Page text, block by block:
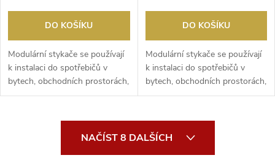
DO KOŠÍKU
Modulární stykače se používají
k instalaci do spotřebičů v
bytech, obchodních prostorách,
hotelech,...
DO KOŠÍKU
Modulární stykače se používají
k instalaci do spotřebičů v
bytech, obchodních prostorách,
hotelech,...
NAČÍST 8 DALŠÍCH